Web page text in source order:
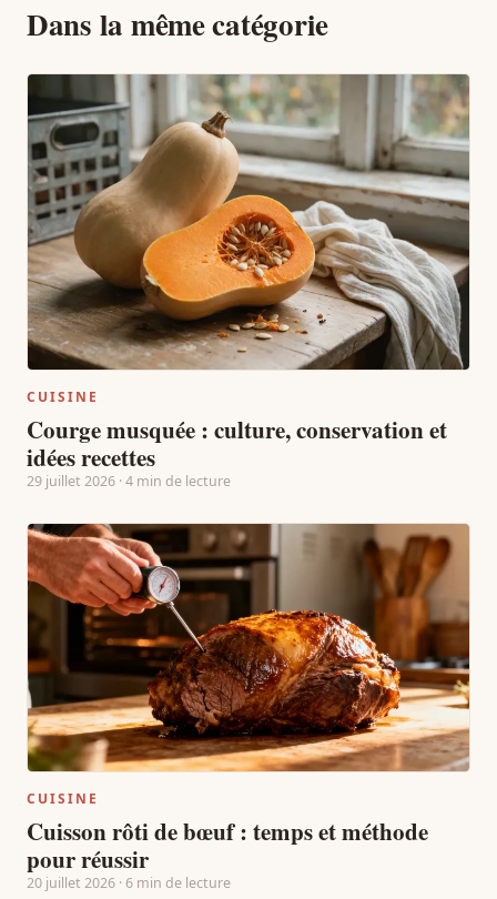
Dans la même catégorie
CUISINE
Courge musquée : culture, conservation et
idées recettes
29 juillet 2026 · 4 min de lecture
CUISINE
Cuisson rôti de bœuf : temps et méthode
pour réussir
20 juillet 2026 · 6 min de lecture